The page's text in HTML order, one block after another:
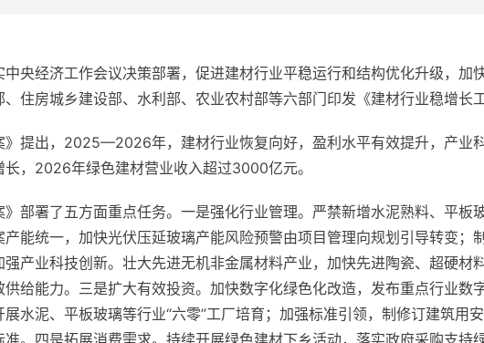
中央经济工作会议决策部署，促进建材行业平稳运行和结构优化升级，
、住房城乡建设部、水利部、农业农村部等六部门印发《建材行业稳增
》提出，2025—2026年，建材行业恢复向好，盈利水平有效提升，产业
长，2026年绿色建材营业收入超过3000亿元。
》部署了五方面重点任务。一是强化行业管理。严禁新增水泥熟料、平
产能统一，加快光伏压延玻璃产能风险预警由项目管理向规划引导转变
强产业科技创新。壮大先进无机非金属材料产业，加快先进陶瓷、超硬
供给能力。三是扩大有效投资。加快数字化绿色化改造，发布重点行业
水泥、平板玻璃等行业“六零”工厂培育；加强标准引领，制修订建筑用
准。四是拓展消费需求。持续开展绿色建材下乡活动，落实政府采购支